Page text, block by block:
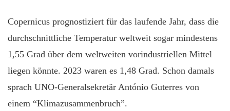
Copernicus prognostiziert für das laufende Jahr, dass die
durchschnittliche Temperatur weltweit sogar mindestens
1,55 Grad über dem weltweiten vorindustriellen Mittel
liegen könnte. 2023 waren es 1,48 Grad. Schon damals
sprach UNO-Generalsekretär António Guterres von
einem “Klimazusammenbruch”.